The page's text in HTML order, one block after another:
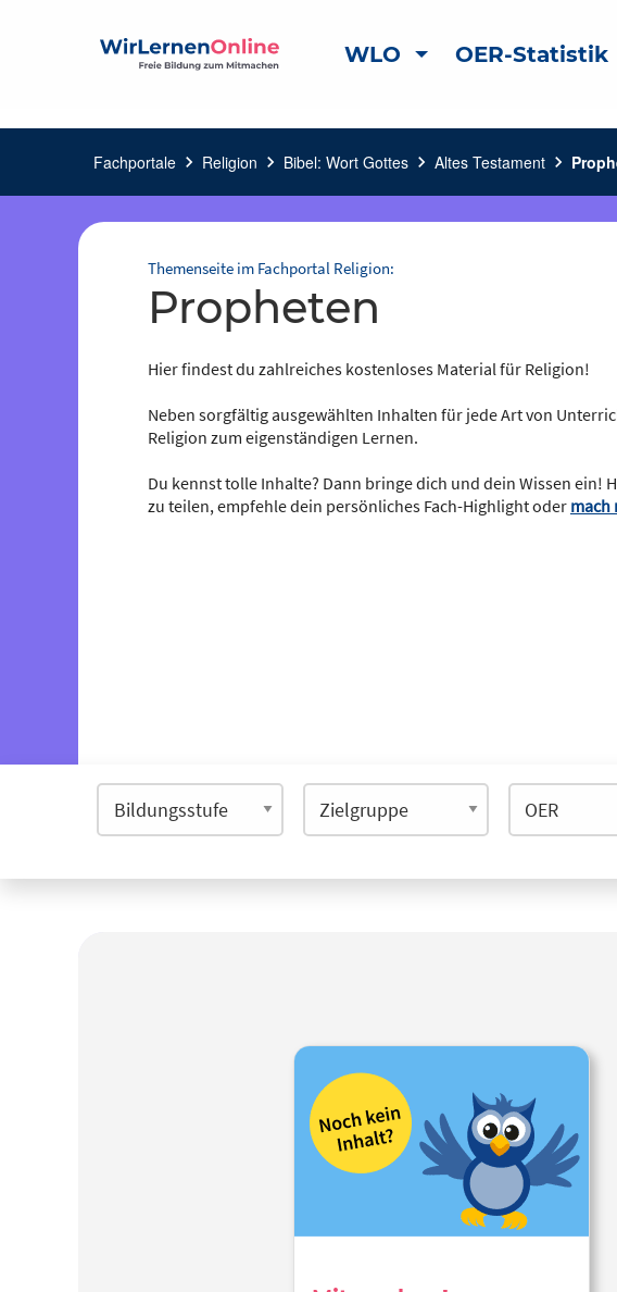
WLO OER-Statistik
Fachportale chevron_right Religion chevron_right Bibel: Wort Gottes chevron_right Altes Testament chevron_right
Themenseite im Fachportal Religion:
Propheten
Hier findest du zahlreiches kostenloses Material für Religion!
Neben sorgfältig ausgewählten Inhalten für jede Art von
Religion zum eigenständigen Lernen.
Du kennst tolle Inhalte? Dann bringe dich und dein Wissen ein!
zu teilen, empfehle dein persönliches Fach-Highlight oder mach